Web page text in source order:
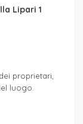
Lipari 1
proprietari,
luogo.